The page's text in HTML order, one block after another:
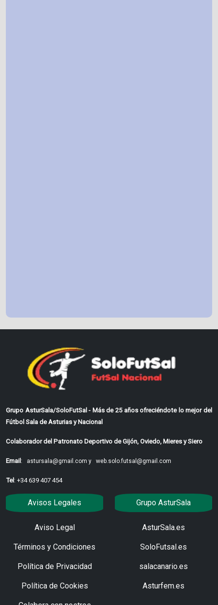
Grupo AsturSala/SoloFutSal - Más de 25 años ofreciéndote lo mejor del
Fútbol Sala de Asturias y Nacional
Colaborador del Patronato Deportivo de Gijón, Oviedo, Mieres y Siero
Email : astursala@gmail.com y web.solo.futsal@gmail.com
Tel : +34 639 407 454
Avisos Legales
Aviso Legal
Términos y Condiciones
Política de Privacidad
Política de Cookies
Grupo AsturSala
AsturSala.es
SoloFutsal.es
salacanario.es
Asturfem.es